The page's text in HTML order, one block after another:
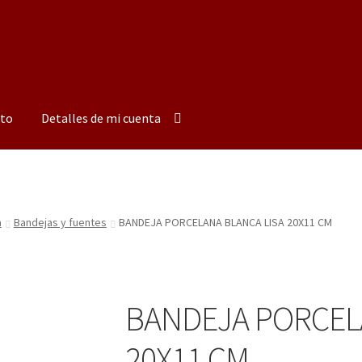
Detalles de mi cuenta
Bandejas y fuentes BANDEJA PORCELANA BLANCA LISA 20X11 CM
BANDEJA